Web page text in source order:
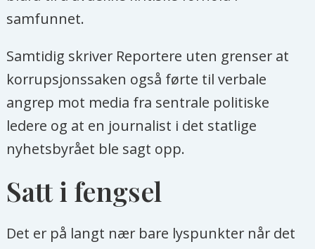
samfunnet.
Samtidig skriver Reportere uten grenser at
korrupsjonssaken også førte til verbale
angrep mot media fra sentrale politiske
ledere og at en journalist i det statlige
nyhetsbyrået ble sagt opp.
Satt i fengsel
Det er på langt nær bare lyspunkter når det